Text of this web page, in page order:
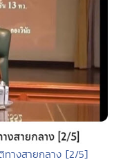
ทางสายกลาง [2/5]